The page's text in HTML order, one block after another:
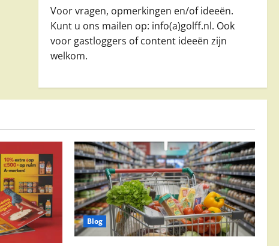
Voor vragen, opmerkingen en/of ideeën.
Kunt u ons mailen op: info(a)golff.nl. Ook
voor gastloggers of content ideeën zijn
welkom.
Blog